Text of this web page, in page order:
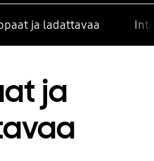
ja ladattavaa
ja